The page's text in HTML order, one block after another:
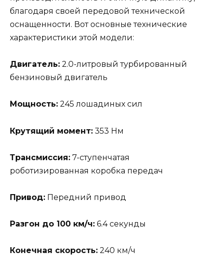
благодаря своей передовой технической
оснащенности. Вот основные технические
характеристики этой модели:
Двигатель: 2.0-литровый турбированный
бензиновый двигатель
Мощность: 245 лошадиных сил
Крутящий момент: 353 Нм
Трансмиссия: 7-ступенчатая
роботизированная коробка передач
Привод: Передний привод
Разгон до 100 км/ч: 6.4 секунды
Конечная скорость: 240 км/ч